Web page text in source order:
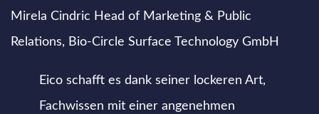
Mirela Cindric Head of Marketing & Public
Relations, Bio-Circle Surface Technology GmbH
Eico schafft es dank seiner lockeren Art,
Fachwissen mit einer angenehmen